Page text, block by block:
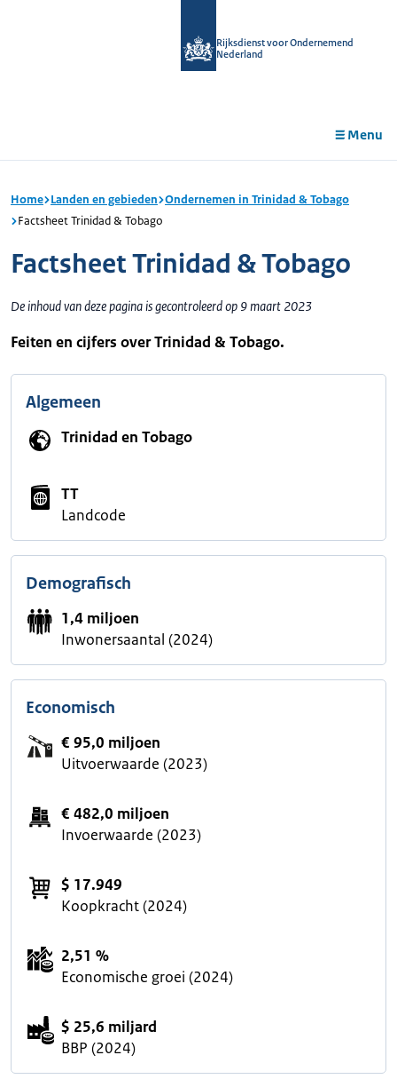
Rijksdienst voor Ondernemend
Nederland
Menu
Home Landen en gebieden Ondernemen in Trinidad & Tobago
Factsheet Trinidad & Tobago
Factsheet Trinidad & Tobago
De inhoud van deze pagina is gecontroleerd op 9 maart 2023
Feiten en cijfers over Trinidad & Tobago.
Algemeen
Trinidad en Tobago
TT
Landcode
Demografisch
1,4 miljoen
Inwonersaantal (2024)
Economisch
€ 95,0 miljoen
Uitvoerwaarde (2023)
€ 482,0 miljoen
Invoerwaarde (2023)
$ 17.949
Koopkracht (2024)
2,51 %
Economische groei (2024)
$ 25,6 miljard
BBP (2024)